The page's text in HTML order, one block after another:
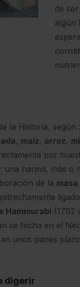
de
algún
la Historia,
, maíz, arroz,
por
harina, más o
de la
Hammurabi (1792
se fecha en el
unos panes
digerir